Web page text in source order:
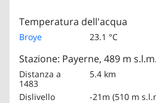
Temperatura dell'acqua
Broye 23.1 °C
Stazione: Payerne, 489 m s.l.m.
Distanza a
1483
5.4 km
Dislivello
-21m (510 m